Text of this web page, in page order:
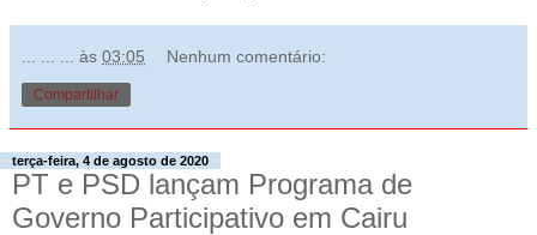
às 03:05 Nenhum comentário:
Compartilhar
terça-feira, 4 de agosto de 2020
PT e PSD lançam Programa de
Governo Participativo em Cairu